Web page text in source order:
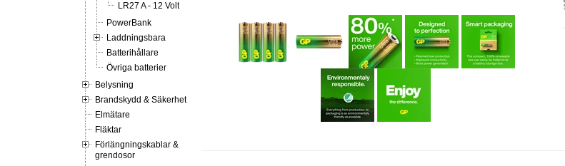
LR27 A - 12 Volt
PowerBank
Laddningsbara
Batterihållare
Övriga batterier
Belysning
Brandskydd & Säkerhet
Elmätare
Fläktar
Förlängningskablar &
grendosor